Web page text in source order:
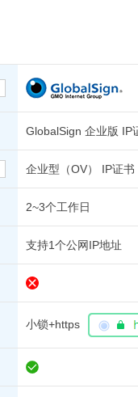
GlobalSign 企业版 IP
企业型（OV） IP证书
2~3个工作日
支持1个公网IP地址
小锁+https